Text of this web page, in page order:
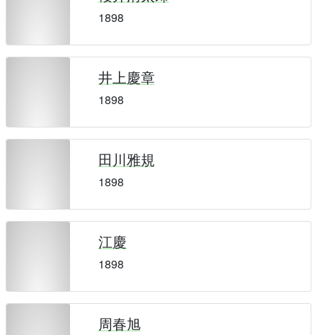
1898
井上慶章
1898
田川雅規
1898
江慶
1898
周春旭